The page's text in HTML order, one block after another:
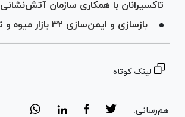
تاکسیرانان با همکاری سازمان آتش‌نشانی
بازسازی و ایمن‌سازی ۳۲ بازار میوه و تره‌بار در تهران
لینک کوتاه
هم‌رسانی: